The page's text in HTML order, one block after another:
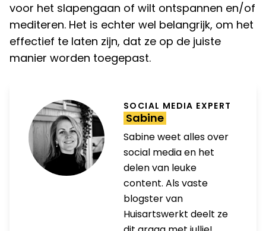
voor het slapengaan of wilt ontspannen en/of
mediteren. Het is echter wel belangrijk, om het
effectief te laten zijn, dat ze op de juiste
manier worden toegepast.
SOCIAL MEDIA EXPERT
Sabine
Sabine weet alles over
social media en het
delen van leuke
content. Als vaste
blogster van
Huisartswerkt deelt ze